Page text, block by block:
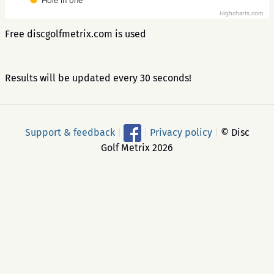
Highcharts.com
Free discgolfmetrix.com is used
Results will be updated every 30 seconds!
Support & feedback Privacy policy
© Disc
Golf Metrix 2026